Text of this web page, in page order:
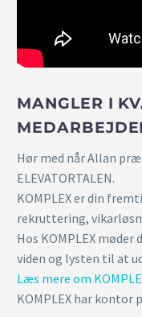
MANGLER I
Hør med når Allan
ELEVATORTALEN.
KOMPLEX er din
rekruttering,
Hos KOMPLEX
viden og lysten til at
Læs mere om
KOMPLEX har kontor